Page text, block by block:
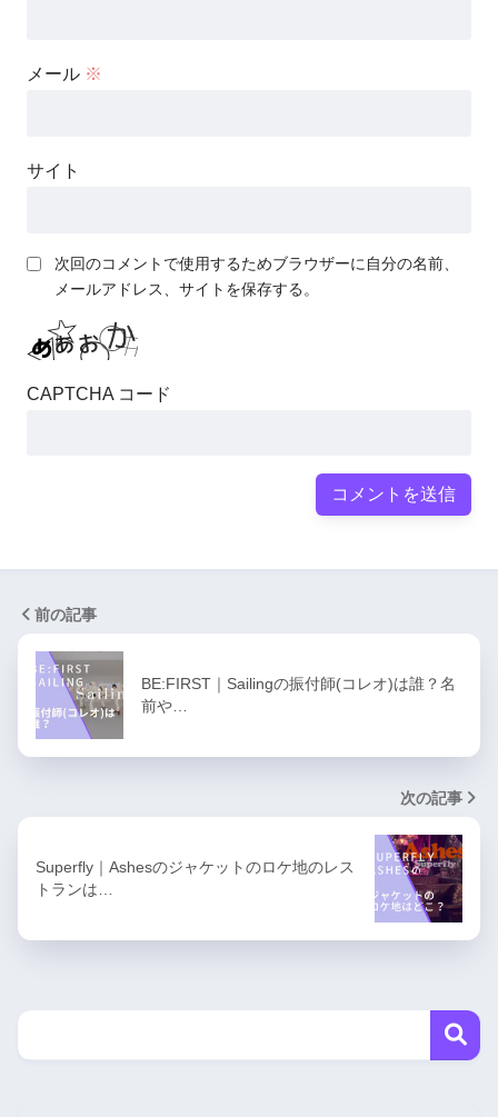
メール ※
サイト
次回のコメントで使用するためブラウザーに自分の名前、
メールアドレス、サイトを保存する。
CAPTCHA コード
前の記事
BE:FIRST｜Sailingの振付師(コレオ)は誰？名
前や…
次の記事
Superfly｜Ashesのジャケットのロケ地のレス
トランは…